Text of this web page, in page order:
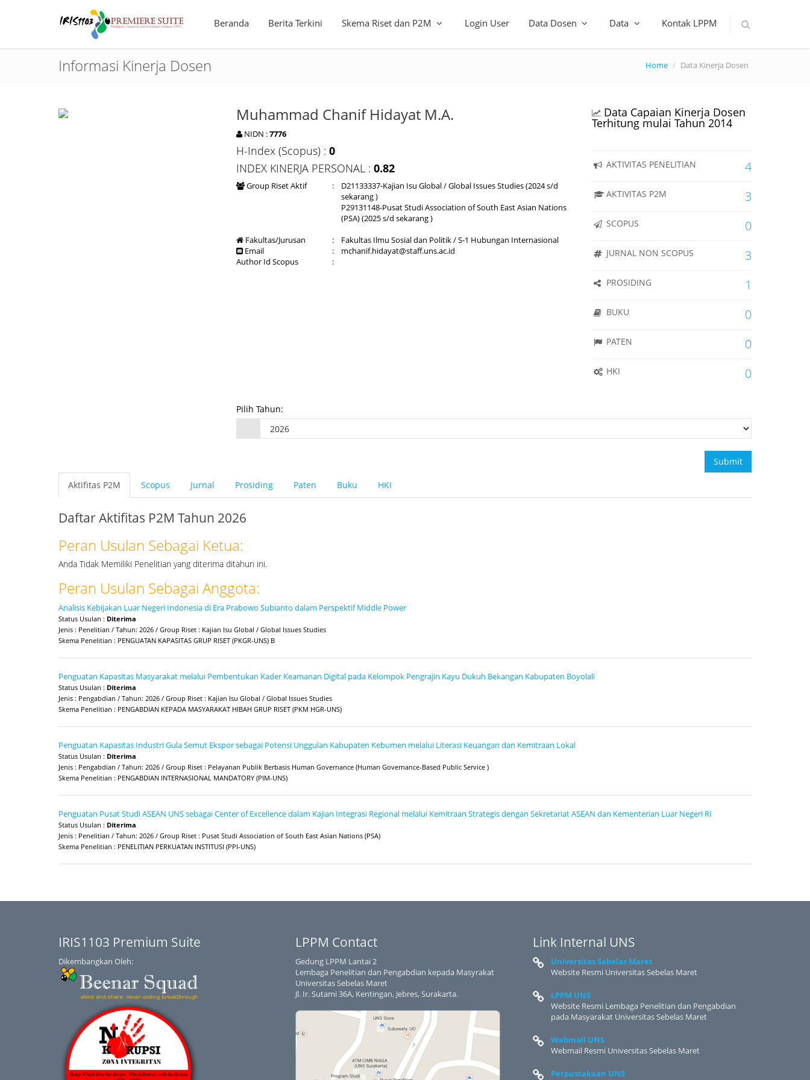
Beranda Berita Terkini Skema Riset dan P2M Login User Data Dosen Data Kontak LPPM
Informasi Kinerja Dosen Home Data Kinerja Dosen
Muhammad Chanif Hidayat M.A.
NIDN :7776
H-Index (Scopus) : 0
INDEX KINERJA PERSONAL : 0.82
Group Riset Aktif :
D21133337-Kajian Isu Global / Global Issues Studies (2024 s/d
sekarang )
P29131148-Pusat Studi Association of South East Asian Nations
(PSA) (2025 s/d sekarang )
Fakultas/Jurusan
:
Fakultas Ilmu Sosial dan Politik / S-1 Hubungan Internasional
Email
:
mchanif.hidayat@staff.uns.ac.id
Author Id Scopus
:
Data Capaian Kinerja Dosen
Terhitung mulai Tahun 2014
AKTIVITAS PENELITIAN 4
AKTIVITAS P2M 3
SCOPUS 0
JURNAL NON SCOPUS 3
PROSIDING 1
BUKU 0
PATEN 0
HKI 0
Pilih Tahun:
Submit
Aktifitas P2M Scopus Jurnal Prosiding Paten Buku HKI
Daftar Aktifitas P2M Tahun 2026
Peran Usulan Sebagai Ketua:
Anda Tidak Memiliki Penelitian yang diterima ditahun ini.
Peran Usulan Sebagai Anggota:
Analisis Kebijakan Luar Negeri Indonesia di Era Prabowo Subianto dalam Perspektif Middle Power
Status Usulan : Diterima
Jenis : Penelitian / Tahun: 2026 / Group Riset : Kajian Isu Global / Global Issues Studies
Skema Penelitian : PENGUATAN KAPASITAS GRUP RISET (PKGR-UNS) B
Penguatan Kapasitas Masyarakat melalui Pembentukan Kader Keamanan Digital pada Kelompok Pengrajin Kayu Dukuh Bekangan Kabupaten Boyolali
Status Usulan : Diterima
Jenis : Pengabdian / Tahun: 2026 / Group Riset : Kajian Isu Global / Global Issues Studies
Skema Penelitian : PENGABDIAN KEPADA MASYARAKAT HIBAH GRUP RISET (PKM HGR-UNS)
Penguatan Kapasitas Industri Gula Semut Ekspor sebagai Potensi Unggulan Kabupaten Kebumen melalui Literasi Keuangan dan Kemitraan Lokal
Status Usulan : Diterima
Jenis : Pengabdian / Tahun: 2026 / Group Riset : Pelayanan Publik Berbasis Human Governance (Human Governance-Based Public Service )
Skema Penelitian : PENGABDIAN INTERNASIONAL MANDATORY (PIM-UNS)
Penguatan Pusat Studi ASEAN UNS sebagai Center of Excellence dalam Kajian Integrasi Regional melalui Kemitraan Strategis dengan Sekretariat ASEAN dan Kementerian Luar Negeri RI
Status Usulan : Diterima
Jenis : Penelitian / Tahun: 2026 / Group Riset : Pusat Studi Association of South East Asian Nations (PSA)
Skema Penelitian : PENELITIAN PERKUATAN INSTITUSI (PPI-UNS)
IRIS1103 Premium Suite
Dikembangkan Oleh:
LPPM Contact
Gedung LPPM Lantai 2
Lembaga Penelitian dan Pengabdian kepada Masyrakat
Universitas Sebelas Maret
Jl. Ir. Sutami 36A, Kentingan, Jebres, Surakarta.
Link Internal UNS
Universitas Sebelas Maret
Website Resmi Universitas Sebelas Maret
LPPM UNS
Website Resmi Lembaga Penelitian dan Pengabdian
pada Masyarakat Universitas Sebelas Maret
Webmail UNS
Webmail Resmi Universitas Sebelas Maret
Perpustakaan UNS